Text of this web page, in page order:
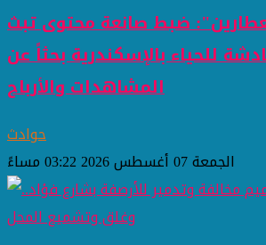
ضبط صانعة محتوى تبث
للحياء بالإسكندرية بحثاً عن
المشاهدات والأرباح
حوادث
الجمعة 07 أغسطس 2026 03:22 مساءً